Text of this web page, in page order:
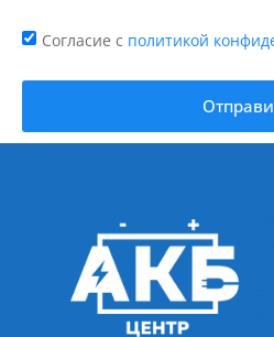
Согласие с политикой